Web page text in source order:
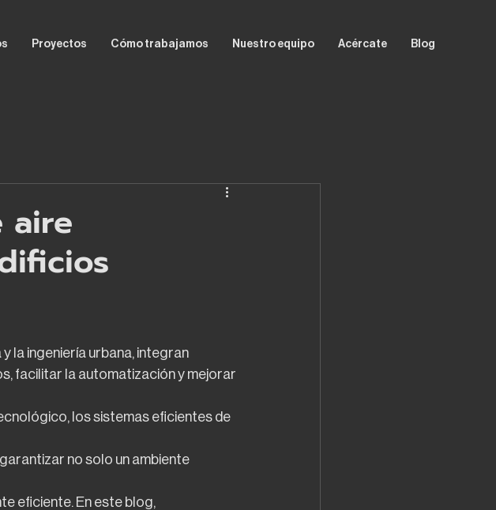
Proyectos Cómo trabajamos Nuestro equipo Acércate Blog
aire
la ingeniería urbana, integran
facilitar la automatización y mejorar
los sistemas eficientes de
no solo un ambiente
eficiente. En este blog,